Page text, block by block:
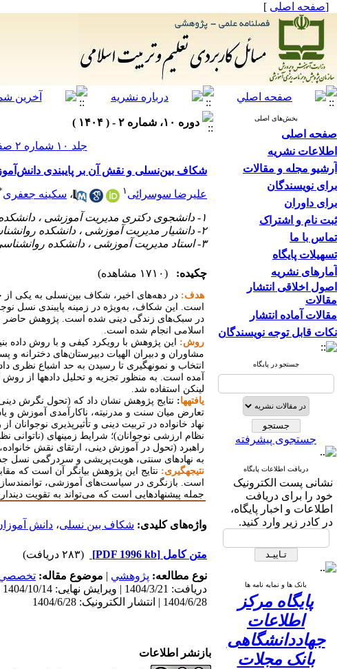
[صفحه اصلی ]
بخش‌های اصلی
صفحه اصلی
اطلاعات نشریه
آرشیو مجله و مقالات
برای نویسندگان
برای داوران
ثبت نام و اشتراک
تماس با ما
تسهیلات پایگاه
آمارهای نشریه
اصول اخلاقی انتشار
مقالات
مقالات آماده انتشار
نکات قابل توجه نویسندگان
جستجو در پایگاه
جستجوی پیشرفته
دریافت اطلاعات پایگاه
نشانی پست الکترونیک
خود را برای دریافت
اطلاعات و اخبار پایگاه،
در کادر زیر وارد کنید.
بانک ها و نمایه نامه ها
پایگاه مرکز
اطلاعات
جهاددانشگاهی
بانک مجلات
دوره ۱۰، شماره ۲ - ( ۱۴۰۴ )
جلد ۱۰ شماره ۲ صفحات ۱۰۴-۸۱
شکاف بین‌نسلی و نقش آن بر پایبندی
علیرضا سوسرائی ۱ ، سکینه جعفری
۱- دانشجوی دکتری مدیریت آموزشی ، دانشکده روانشناسی و علوم تربیتی ، دانشگاه سمنان ،
۲- دانشیار مدیریت آموزشی ، دانشکده روانشناسی و علوم تربیتی ، دانشگاه سمنان ،
۳- استاد مدیریت آموزشی ، دانشکده روانشناسی و علوم تربیتی ، دانشگاه سمنان
چکیده: (۱۷۱۰ مشاهده)
هدف: در دهه‌های اخیر، شکاف بین‌نسلی به یکی از
است. این شکاف، به‌ویژه در زمینه پایبندی نسل
در سبک‌های زندگی دینی شده است. پژوهش حاضر با
اسلامی انجام شده است.
روش:
این پژوهش با رویکرد کیفی و با روش داده
مشاوران و دبیران الهیات دبیرستان‌های دخترانه و
آمده است. به منظور تجزیه و تحلیل داده­ها از روش
لینکن استفاده شد.
یافته­ها: نتایج پژوهش نشان داد که (تحول نگرش
تعارض میان سنت و مدرنیته، ناکارآمدی آموزش
نهاد خانواده در تربیت دینی و تأثیرپذیری
نظام ارزشی نوجوانان)؛ شرایط زمینه­ای
راهبرد (تحول در آموزش دینی، ارتقای نقش
به نهادهای سنتی، هویت‌پریشی و سردرگمی نسل
نتیجه­گیری: نتایج این پژوهش بیانگر آن است که
است. بازنگری در سیاست‌های آموزشی،
جمله پیشنهادهایی است که می‌تواند به تقویت
واژه‌های کلیدی: شکاف بین نسلی، دانش
متن کامل [PDF 1996 kb]
(۲۸۳ دریافت)
نوع مطالعه: پژوهشي | موضوع مقاله:
1404/6/28 | انتشار الکترونیک: 1404/6/28
بازنشر اطلاعات